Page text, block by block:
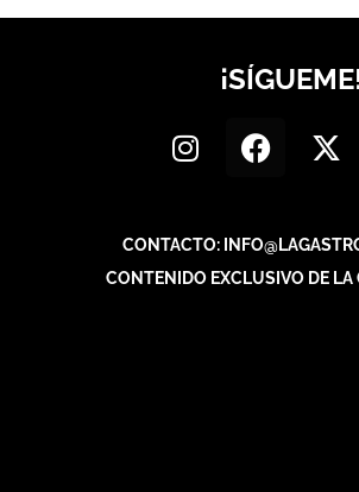
CONTACTO:
CONTENIDO EXCLUSIVO DE